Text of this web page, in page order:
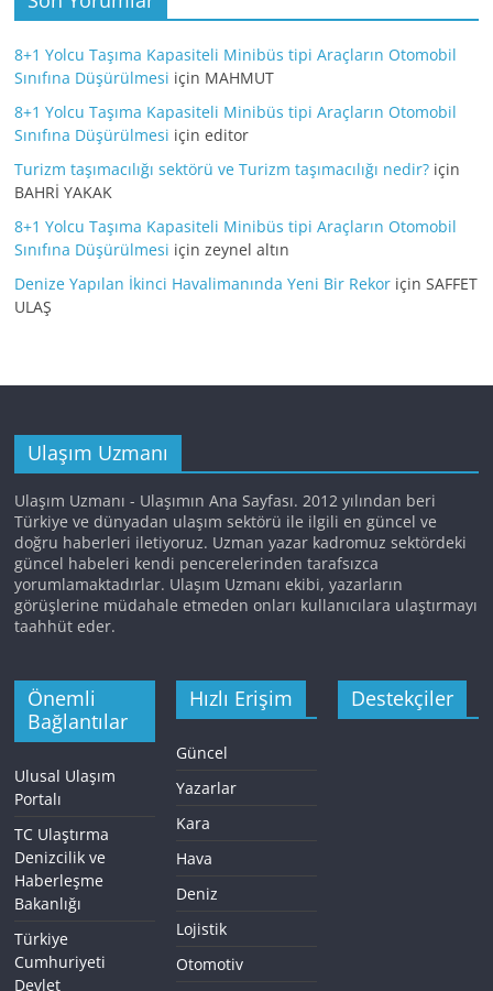
8+1 Yolcu Taşıma Kapasiteli Minibüs tipi Araçların Otomobil
Sınıfına Düşürülmesi için MAHMUT
8+1 Yolcu Taşıma Kapasiteli Minibüs tipi Araçların Otomobil
Sınıfına Düşürülmesi içineditor
Turizm taşımacılığı sektörü ve Turizm taşımacılığı nedir? için
BAHRİ YAKAK
8+1 Yolcu Taşıma Kapasiteli Minibüs tipi Araçların Otomobil
Sınıfına Düşürülmesi içinzeynel altın
Denize Yapılan İkinci Havalimanında Yeni Bir Rekor içinSAFFET
ULAŞ
Ulaşım Uzmanı
Ulaşım Uzmanı - Ulaşımın Ana Sayfası. 2012 yılından beri
Türkiye ve dünyadan ulaşım sektörü ile ilgili en güncel ve
doğru haberleri iletiyoruz. Uzman yazar kadromuz sektördeki
güncel habeleri kendi pencerelerinden tarafsızca
yorumlamaktadırlar. Ulaşım Uzmanı ekibi, yazarların
görüşlerine müdahale etmeden onları kullanıcılara ulaştırmayı
taahhüt eder.
Önemli
Bağlantılar
Ulusal Ulaşım
Portalı
TC Ulaştırma
Denizcilik ve
Haberleşme
Bakanlığı
Türkiye
Cumhuriyeti
Devlet
Hızlı Erişim
Güncel
Yazarlar
Kara
Hava
Deniz
Lojistik
Otomotiv
Destekçiler